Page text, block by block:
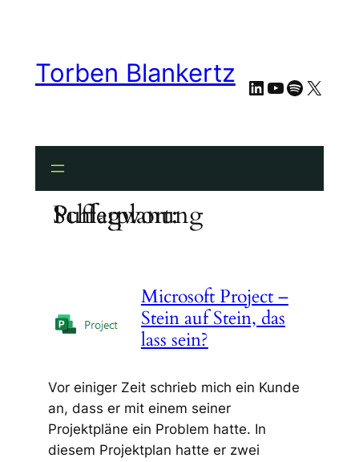
springenTorben Blankertz LinkedIn
YouTube
Spotify
X
Schlagwort:
Pufferplanung
Microsoft Project –
Stein auf Stein, das
lass sein?
Vor einiger Zeit schrieb mich ein Kunde
an, dass er mit einem seiner
Projektpläne ein Problem hatte. In
diesem Projektplan hatte er zwei